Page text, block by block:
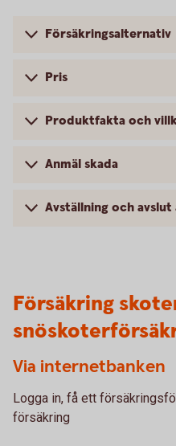
Försäkringsalternativ
Pris
Produktfakta och
Anmäl skada
Avställning och
Försäkring
Via internetbanken
Logga in, få ett
försäkring